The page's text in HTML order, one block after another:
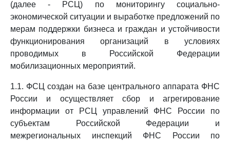
(далее - РСЦ) по мониторингу социально-
экономической ситуации и выработке предложений по
мерам поддержки бизнеса и граждан и устойчивости
функционирования организаций в условиях
проводимых в Российской Федерации
мобилизационных мероприятий.
1.1. ФСЦ создан на базе центрального аппарата ФНС
России и осуществляет сбор и агрегирование
информации от РСЦ управлений ФНС России по
субъектам Российской Федерации и
межрегиональных инспекций ФНС России по